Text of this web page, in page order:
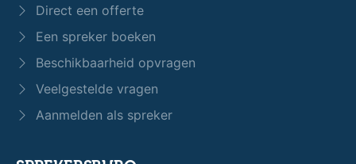
Direct een offerte
Een spreker boeken
Beschikbaarheid opvragen
Veelgestelde vragen
Aanmelden als spreker